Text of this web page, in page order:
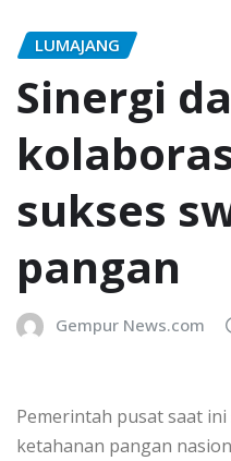
LUMAJANG
Sinergi
sukses
pangan
Gempur News.com
Pemerintah pusat saat
ketahanan pangan